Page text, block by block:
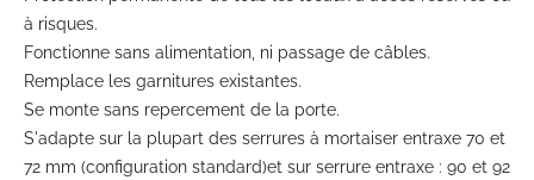
the
beginning
of
the
images
gallery
à risques.
Fonctionne sans alimentation, ni passage de câbles.
Remplace les garnitures existantes.
Se monte sans repercement de la porte.
S'adapte sur la plupart des serrures à mortaiser entraxe 70 et
72 mm (configuration standard)et sur serrure entraxe : 90 et 92